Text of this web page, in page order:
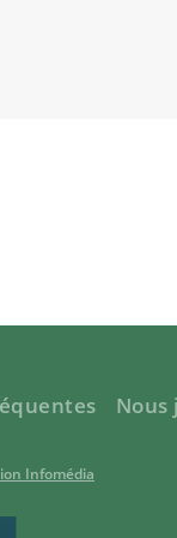
Nous
Infomédia